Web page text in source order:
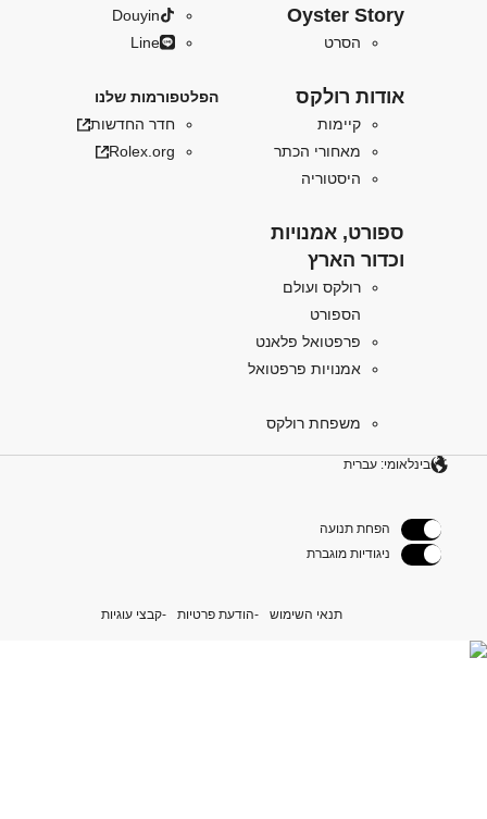
Oyster Story
הסרט
אודות רולקס
קיימות
מאחורי הכתר
היסטוריה
ספורט, אמנויות
וכדור הארץ
רולקס ועולם
הספורט
פרפטואל פלאנט
אמנויות פרפטואל
משפחת רולקס
Douyin
Line
הפלטפורמות שלנו
חדר החדשות
Rolex.org
בינלאומי: עברית
הפחת תנועה
ניגודיות מוגברת
תנאי השימוש הודעת פרטיות קבצי עוגיות